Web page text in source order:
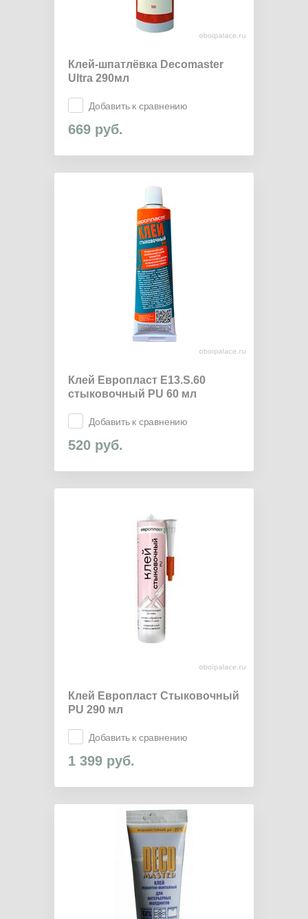
Клей-шпатлёвка Decomaster
Ultra 290мл
Добавить к сравнению
669 руб.
Клей Европласт E13.S.60
стыковочный PU 60 мл
Добавить к сравнению
520 руб.
Клей Европласт Стыковочный
PU 290 мл
Добавить к сравнению
1 399 руб.